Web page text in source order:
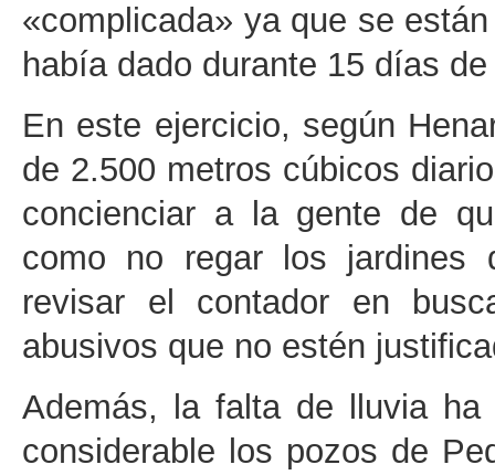
«complicada» ya que se
había dado durante 15 días
En este ejercicio, según
de 2.500 metros cúbicos
concienciar a la gente de
como no regar los jardines
revisar el contador en
abusivos que no estén
Además, la falta de lluvia
considerable los pozos de